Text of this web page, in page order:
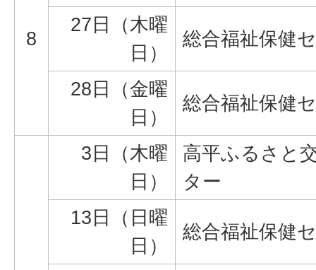
8
27日（木曜
日）
総合福祉保健
28日（金曜
日）
総合福祉保健
3日（木曜
日）
高平ふるさと
ター
13日（日曜
日）
総合福祉保健